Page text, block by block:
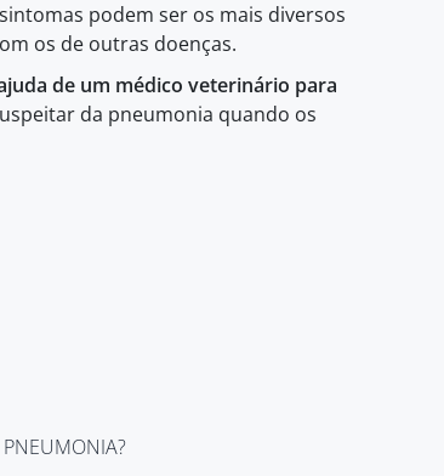
podem ser os mais diversos
os de outras doenças.
de um médico veterinário para
da pneumonia quando os